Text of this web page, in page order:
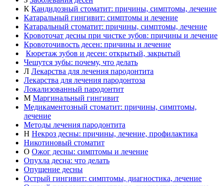
К Кандидозный стоматит: причины, симптомы, лечение
Катаральный гингивит: симптомы и лечение
Катаральный стоматит: причины, симптомы, лечение
Кровоточат десны при чистке зубов: причины и лечение
Кровоточивость десен: причины и лечение
Кюретаж зубов и десен: открытый, закрытый
Чешутся зубы: почему, что делать
Л Лекарства для лечения пародонтита
Лекарства для лечения пародонтоза
Локализованный пародонтит
М Маргинальный гингивит
Медикаментозный стоматит: причины, симптомы,
лечение
Методы лечения пародонтита
Н Некроз десны: причины, лечение, профилактика
Никотиновый стоматит
О Ожог десны: симптомы и лечение
Опухла десна: что делать
Опущение десны
Острый гингивит: симптомы, диагностика, лечение